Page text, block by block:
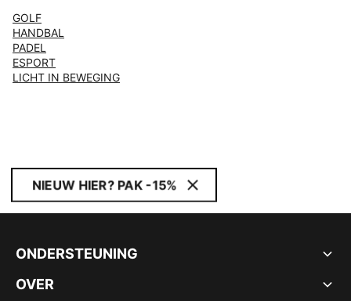
GOLF
HANDBAL
PADEL
ESPORT
LICHT IN BEWEGING
NIEUW HIER? PAK -15%
ONDERSTEUNING
OVER